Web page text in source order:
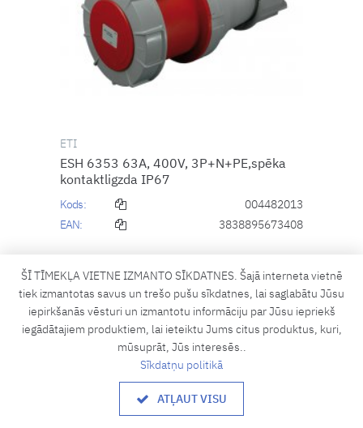
ETI
ESH 6353 63A, 400V, 3P+N+PE,spēka
kontaktligzda IP67
Kods:
004482013
EAN:
3838895673408
VIENĪGI PASŪTĪŠANAI
Piegādes laiks, ja prece nav noliktavā:
Pēc pieprasījuma
IELIKT GROZĀ
ŠĪ TĪMEKĻA VIETNE IZMANTO SĪKDATNES. Šajā interneta vietnē
tiek izmantotas savus un trešo pušu sīkdatnes, lai saglabātu Jūsu
iepirkšanās vēsturi un izmantotu informāciju par Jūsu iepriekš
iegādātajiem produktiem, lai ieteiktu Jums citus produktus, kuri,
mūsuprāt, Jūs interesēs..
Sīkdatņu politikā
ATĻAUT VISU